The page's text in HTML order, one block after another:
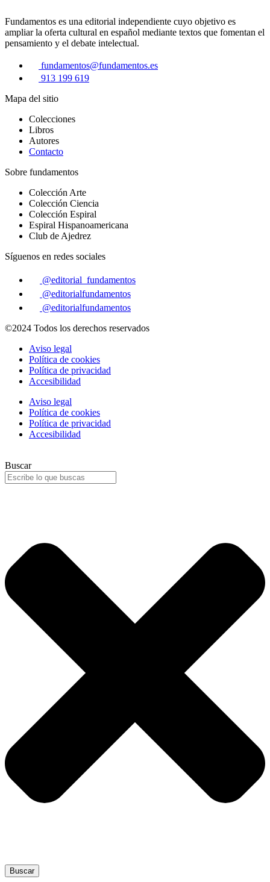
Fundamentos es una editorial independiente cuyo objetivo es
ampliar la oferta cultural en español mediante textos que fomentan el
pensamiento y el debate intelectual.
fundamentos@fundamentos.es
913 199 619
Mapa del sitio
Colecciones
Libros
Autores
Contacto
Sobre fundamentos
Colección Arte
Colección Ciencia
Colección Espiral
Espiral Hispanoamericana
Club de Ajedrez
Síguenos en redes sociales
@editorial_fundamentos
@editorialfundamentos
@editorialfundamentos
©2024 Todos los derechos reservados
Aviso legal
Política de cookies
Política de privacidad
Accesibilidad
Aviso legal
Política de cookies
Política de privacidad
Accesibilidad
Buscar
Buscar